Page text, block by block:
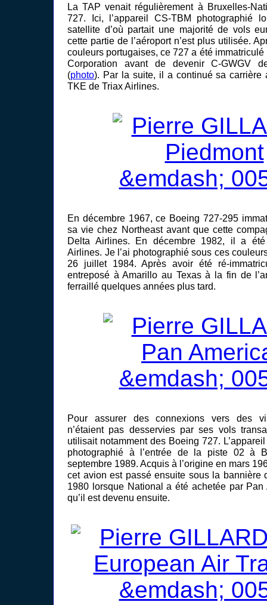
La TAP venait régulièrement à Bruxelles-
727. Ici, l’appareil CS-TBM photographié
satellite d’où partait une majorité de vols
cette partie de l’aéroport n’est plus utilisée.
couleurs portugaises, ce 727 a été
Corporation avant de devenir C-GWGV
(photo). Par la suite, il a continué sa carrière
TKE de Triax Airlines.
En décembre 1967, ce Boeing 727-295
sa vie chez Northeast avant que cette
Delta Airlines. En décembre 1982, il a
Airlines. Je l’ai photographié sous ces
26 juillet 1984. Après avoir été ré-
entreposé à Amarillo au Texas à la fin de
ferraillé quelques années plus tard.
Pour assurer des connexions vers des
n’étaient pas desservies par ses vols
utilisait notamment des Boeing 727.
photographié à l’entrée de la piste 02 à
septembre 1989. Acquis à l’origine en mars
cet avion est passé ensuite sous la bannière
1980 lorsque National a été achetée par
qu’il est devenu ensuite.